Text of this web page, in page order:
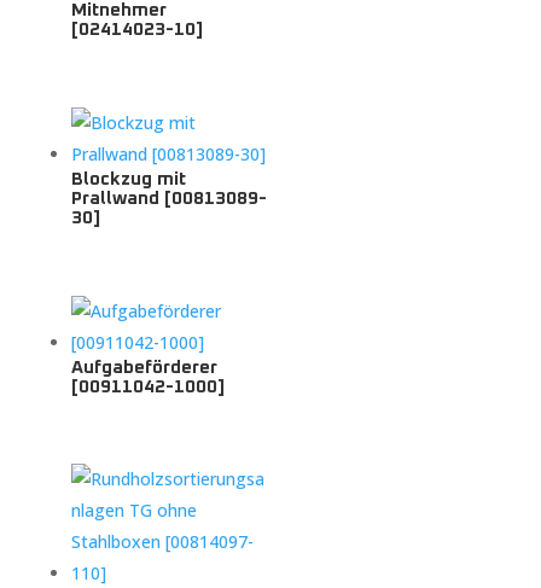
Mitnehmer
[02414023-10]
Blockzug mit
Prallwand [00813089-
30]
Aufgabeförderer
[00911042-1000]